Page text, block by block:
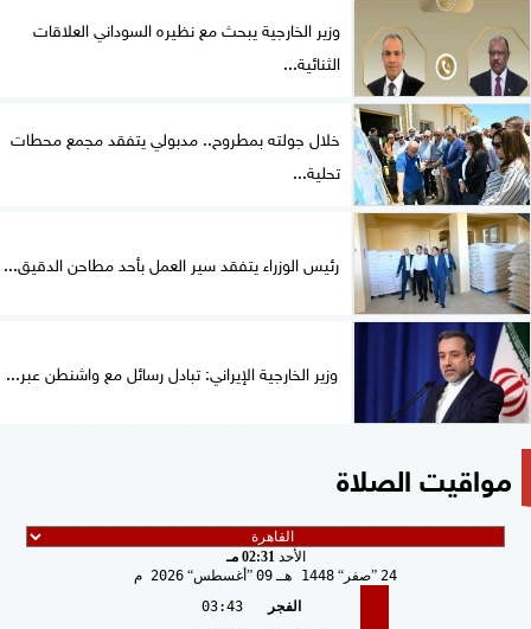
وزير الخارجية يبحث مع نظيره السوداني العلاقات
الثنائية...
خلال جولته بمطروح.. مدبولي يتفقد مجمع محطات
تحلية...
رئيس الوزراء يتفقد سير العمل بأحد مطاحن الدقيق...
وزير الخارجية الإيراني: تبادل رسائل مع واشنطن عبر...
مواقيت الصلاة
الأحد 02:31 مـ
24
صفر 1448 هـ 09 أغسطس 2026 م
الفجر
03:43